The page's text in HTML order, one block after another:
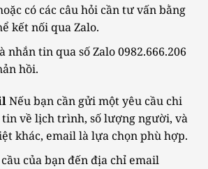
có các câu hỏi cần tư vấn bằng
kết nối qua Zalo.
nhắn tin qua số Zalo 0982.666.206
hồi.
Nếu bạn cần gửi một yêu cầu chi
về lịch trình, số lượng người, và
khác, email là lựa chọn phù hợp.
của bạn đến địa chỉ email